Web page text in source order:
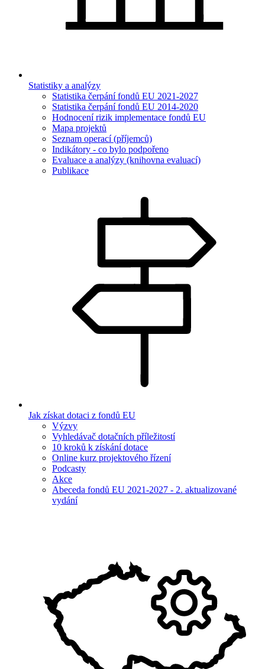
Statistiky a analýzy
Statistika čerpání fondů EU 2021-2027
Statistika čerpání fondů EU 2014-2020
Hodnocení rizik implementace fondů EU
Mapa projektů
Seznam operací (příjemců)
Indikátory - co bylo podpořeno
Evaluace a analýzy (knihovna evaluací)
Publikace
Jak získat dotaci z fondů EU
Výzvy
Vyhledávač dotačních příležitostí
10 kroků k získání dotace
Online kurz projektového řízení
Podcasty
Akce
Abeceda fondů EU 2021-2027 - 2. aktualizované
vydání